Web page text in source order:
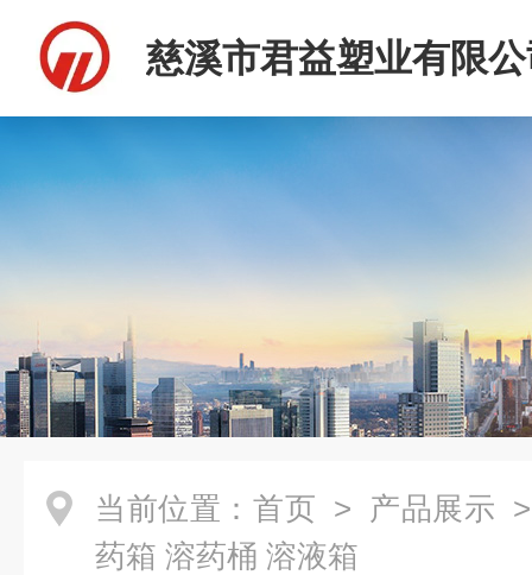
慈溪市君益塑业有限
当前位置： 首页 > 产品展示
药箱 溶药桶 溶液箱